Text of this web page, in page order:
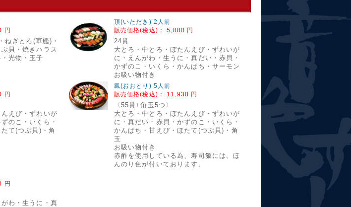
円
ねぎとろ(軍艦)・
貝・焼きハラス
光物・玉子
頂(いただき) 2人前
販売価格(税込)：5,880 円
24貫
大とろ・中とろ・ぼたんえび・ずわいが
に・えんがわ・生うに・真だい・赤貝・
かずのこ・いくら・かんぱち・サーモン
お吸い物付き
円
えび・ずわいが
のこ・いくら・
て(つぶ貝)・角
鳳(おおとり) 5人前
販売価格(税込)： 11,930 円
〈55貫+角玉5つ〉
大とろ・中とろ・ぼたんえび・ずわいが
に・真だい・赤貝・かずのこ・いくら・
かんぱち・甘えび・ほたて(つぶ貝)・角
玉
お吸い物付き
赤酢を使用している為、寿司飯には、ほ
んのり色が付いております。
円
わ・生うに・真